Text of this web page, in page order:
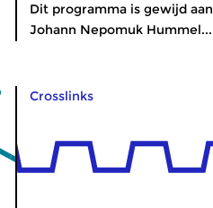
Dit programma is gewijd aan
Johann Nepomuk Hummel...
Crosslinks